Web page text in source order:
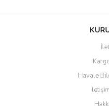
Bu ürüne ilk
Ürün resmi kalitesiz, bozuk
Ürün açıklamasında eksik
Ürün bilgilerinde hatalar
Ürün fiyatı diğer sitelerden
Havale